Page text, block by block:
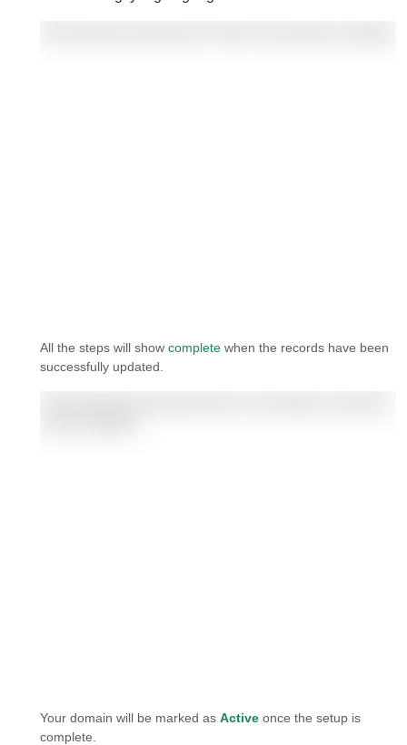
All the steps will show complete when the records have been
successfully updated.
Your domain will be marked as Active once the setup is
complete.